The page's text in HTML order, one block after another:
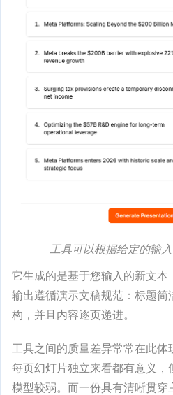
工具可以根据给定的输
它生成的是基于您输入的新文本
输出遵循演示文稿规范：标题
构，并且内容逐页递进。
工具之间的质量差异常常在此
每页幻灯片独立来看都有意义，
模型较弱。而一份具有清晰贯